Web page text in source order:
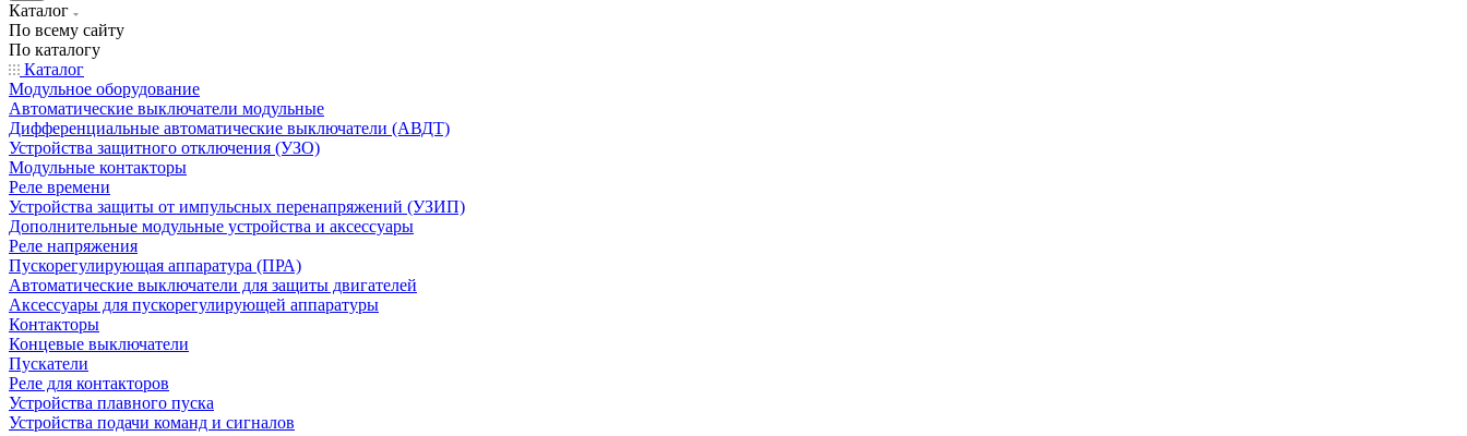
Каталог
По всему сайту
По каталогу
Каталог
Модульное оборудование
Автоматические выключатели модульные
Дифференциальные автоматические выключатели (АВДТ)
Устройства защитного отключения (УЗО)
Модульные контакторы
Реле времени
Устройства защиты от импульсных перенапряжений (УЗИП)
Дополнительные модульные устройства и аксессуары
Реле напряжения
Пускорегулирующая аппаратура (ПРА)
Автоматические выключатели для защиты двигателей
Аксессуары для пускорегулирующей аппаратуры
Контакторы
Концевые выключатели
Пускатели
Реле для контакторов
Устройства плавного пуска
Устройства подачи команд и сигналов